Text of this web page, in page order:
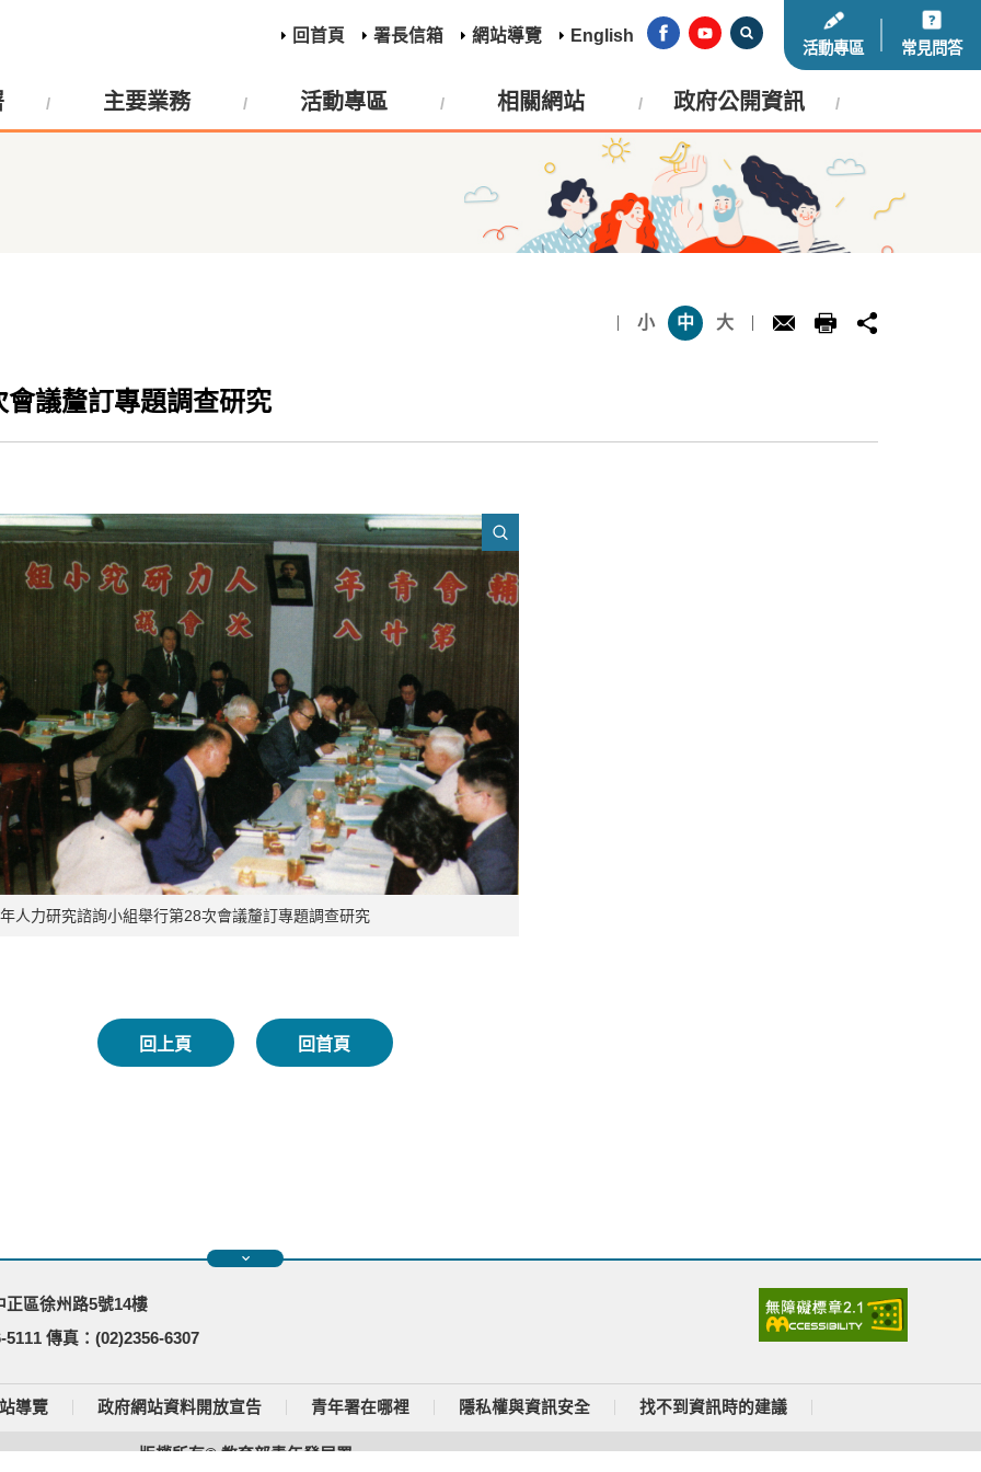
回首頁 署長信箱 網站導覽 English
活動專區 常見問答
主要業務 活動專區 相關網站 政府公開資訊
小 中 大
議釐訂專題調查研究
人力研究諮詢小組舉行第28次會議釐訂專題調查研究
回上頁 回首頁
正區徐州路5號14樓
5111 傳真：(02)2356-6307
導覽 政府網站資料開放宣告 青年署在哪裡 隱私權與資訊安全 找不到資訊時的建議
版權所有© 教育部青年發展署